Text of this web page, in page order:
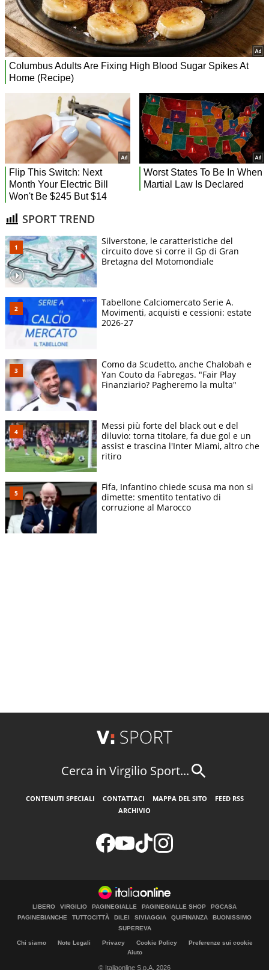
SPORT TREND
Silverstone, le caratteristiche del
circuito dove si corre il Gp di Gran
Bretagna del Motomondiale
Tabellone Calciomercato Serie A.
Movimenti, acquisti e cessioni: estate
2026-27
Como da Scudetto, anche Chalobah e
Yan Couto da Fabregas. "Fair Play
Finanziario? Pagheremo la multa"
Messi più forte del black out e del
diluvio: torna titolare, fa due gol e un
assist e trascina l'Inter Miami, altro che
ritiro
Fifa, Infantino chiede scusa ma non si
dimette: smentito tentativo di
corruzione al Marocco
Cerca in Virgilio Sport...
CONTENUTI SPECIALI CONTATTACI MAPPA DEL SITO
FEED RSS
ARCHIVIO
LIBERO VIRGILIO PAGINEGIALLE PAGINEGIALLE SHOP
PGCASA
PAGINEBIANCHE
TUTTOCITTÀ DILEI SIVIAGGIA QUIFINANZA
BUONISSIMO
SUPEREVA
Chi siamo Note Legali Privacy Cookie Policy
Preferenze sui cookie
Aiuto
© Italiaonline S.p.A. 2026